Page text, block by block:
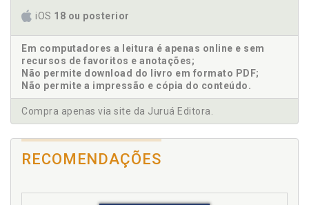
Art. 15, p. 152
Art. 16, p. 160
Seção II - Do Regime de Proteção da Reserva Legal, p. 162
Art. 17, p. 162
Art. 18, p. 166
Art. 19, p. 171
Art. 20, p. 172
Art. 23, p. 177
Seção III - Do Regime de Proteção das Áreas Verdes Urbanas,
iOS 18 ou posterior
Em computadores a leitura é apenas online e sem
recursos de favoritos e anotações;
Não permite download do livro em formato PDF;
Não permite a impressão e cópia do conteúdo.
Compra apenas via site da Juruá Editora.
RECOMENDAÇÕES